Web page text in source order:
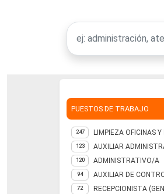
PUESTOS DE TRABAJO
247 LIMPIEZA OFICINAS Y
123 AUXILIAR
120 ADMINISTRATIVO/A
94 AUXILIAR DE
72 RECEPCIONISTA